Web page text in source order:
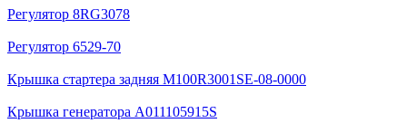
Регулятор 8RG3078
Регулятор 6529-70
Крышка стартера задняя M100R3001SE-08-0000
Крышка генератора A011105915S